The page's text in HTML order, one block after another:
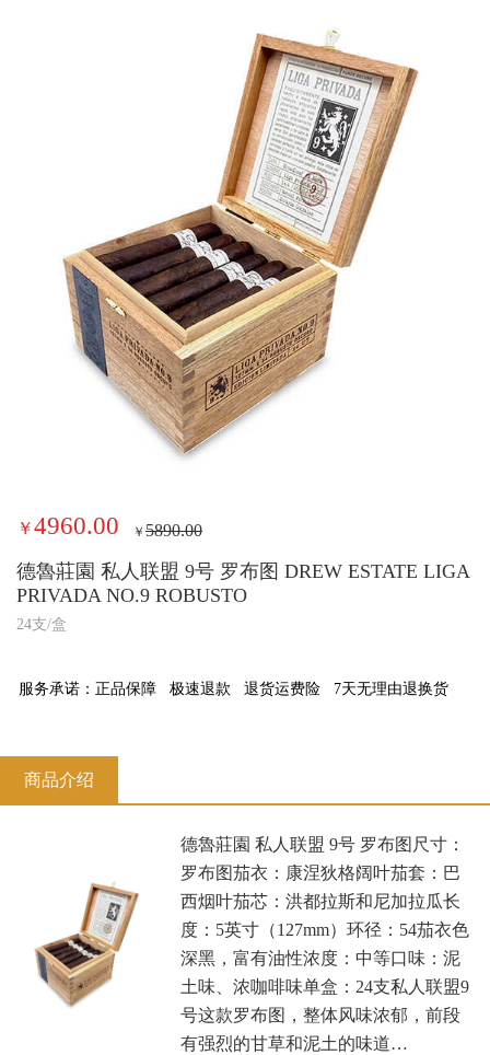
￥4960.00 ￥5890.00
德魯莊園 私人联盟 9号 罗布图 DREW ESTATE LIGA
PRIVADA NO.9 ROBUSTO
24支/盒
服务承诺： 正品保障 极速退款 退货运费险 7天无理由退换货
商品介绍
德魯莊園 私人联盟 9号 罗布图尺寸：
罗布图茄衣：康涅狄格阔叶茄套：巴
西烟叶茄芯：洪都拉斯和尼加拉瓜长
度：5英寸（127mm）环径：54茄衣色
深黑，富有油性浓度：中等口味：泥
土味、浓咖啡味单盒：24支私人联盟9
号这款罗布图，整体风味浓郁，前段
有强烈的甘草和泥土的味道…